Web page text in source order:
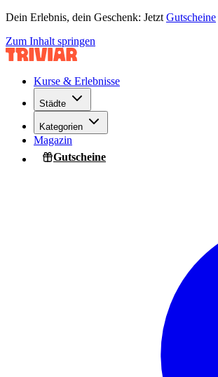
Dein Erlebnis, dein Geschenk: Jetzt Gutscheine
Zum Inhalt springen
Kurse & Erlebnisse
Städte
Kategorien
Magazin
Gutscheine